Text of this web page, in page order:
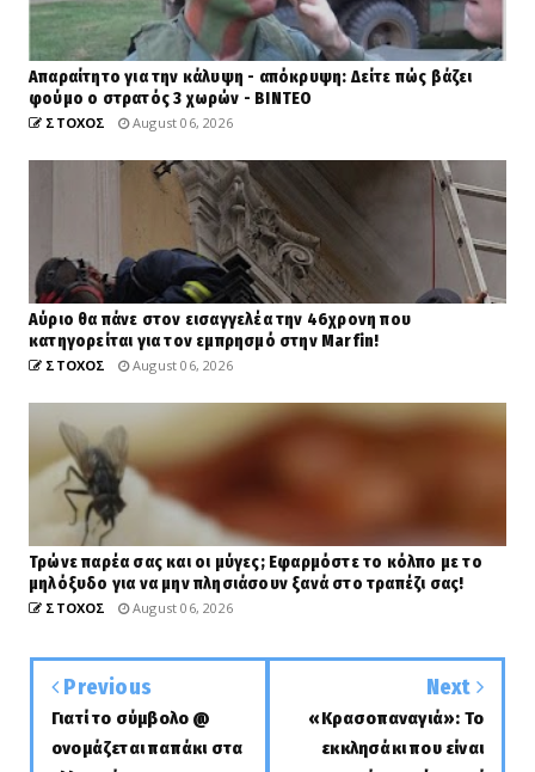
Απαραίτητο για την κάλυψη - απόκρυψη: Δείτε πώς βάζει
φούμο ο στρατός 3 χωρών - ΒΙΝΤΕΟ
ΣΤΟΧΟΣ August 06, 2026
Αύριο θα πάνε στον εισαγγελέα την 46χρονη που
κατηγορείται για τον εμπρησμό στην Marfin!
ΣΤΟΧΟΣ August 06, 2026
Τρώνε παρέα σας και οι μύγες; Εφαρμόστε το κόλπο με το
μηλόξυδο για να μην πλησιάσουν ξανά στο τραπέζι σας!
ΣΤΟΧΟΣ August 06, 2026
Previous
Γιατί το σύμβολο @
ονομάζεται παπάκι στα
Next
«Κρασοπαναγιά»: Το
εκκλησάκι που είναι